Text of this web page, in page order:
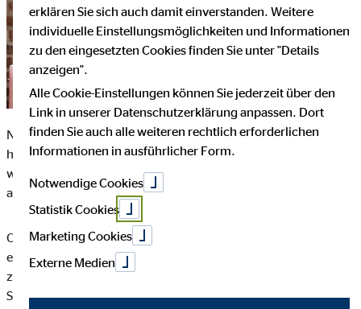
Nerviges Schlange stehen am Bankschalter war gestern –
heutzutage kann jeder seine Finanzen online verwalten. Doch
welche Maßnahmen gewährleisten dabei, dass unser Geld
auch sicher ist?
Online-Banking kann einem den Weg in die nächste Bankfiliale
ersparen. Damit man seine Finanzen vollumfänglich von
zuhause oder unterwegs regeln kann, gibt es natürlich gewisse
Sicherheitsmaßnahmen. Zum einen braucht man für die
erklären Sie sich auch damit einverstanden. Weitere
individuelle Einstellungsmöglichkeiten und Informationen
zu den eingesetzten Cookies finden Sie unter "Details
anzeigen".
Alle Cookie-Einstellungen können Sie jederzeit über den
Link in unserer Datenschutzerklärung anpassen. Dort
finden Sie auch alle weiteren rechtlich erforderlichen
Informationen in ausführlicher Form.
Notwendige Cookies
Statistik Cookies
Marketing Cookies
Externe Medien